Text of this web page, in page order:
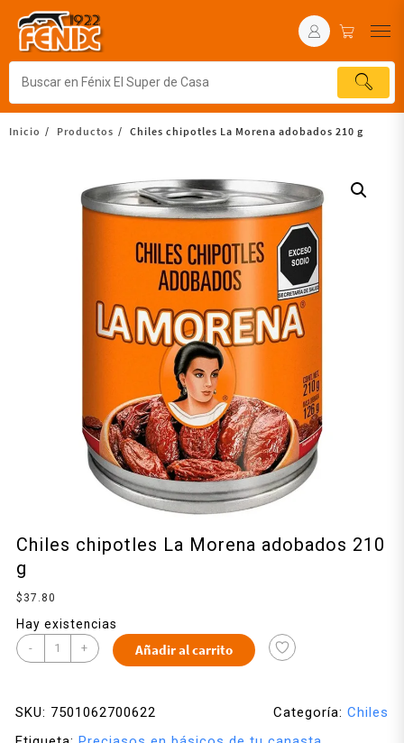
Inicio Productos Chiles chipotles La Morena adobados 210 g
Chiles chipotles La Morena adobados 210
g
$ 37.80
Hay existencias
- + Añadir al carrito
SKU: 7501062700622 Categoría: Chiles